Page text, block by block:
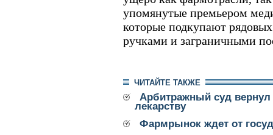
упомянутые премьером
которые подкупают
ручками и заграничными
ЧИТАЙТЕ ТАКЖЕ
Арбитражный суд вернул
лекарству
Фармрынок ждет от